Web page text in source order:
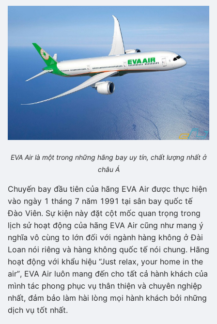
EVA Air là một trong những hãng bay uy tín, chất lượng nhất ở
châu Á
Chuyến bay đầu tiên của hãng EVA Air được thực hiện
vào ngày 1 tháng 7 năm 1991 tại sân bay quốc tế
Đào Viên. Sự kiện này đặt cột mốc quan trọng trong
lịch sử hoạt động của hãng EVA Air cũng như mang ý
nghĩa vô cùng to lớn đối với ngành hàng không ở Đài
Loan nói riêng và hàng không quốc tế nói chung. Hãng
hoạt động với khẩu hiệu “Just relax, your home in the
air”, EVA Air luôn mang đến cho tất cả hành khách của
mình tác phong phục vụ thân thiện và chuyên nghiệp
nhất, đảm bảo làm hài lòng mọi hành khách bởi những
dịch vụ tốt nhất.